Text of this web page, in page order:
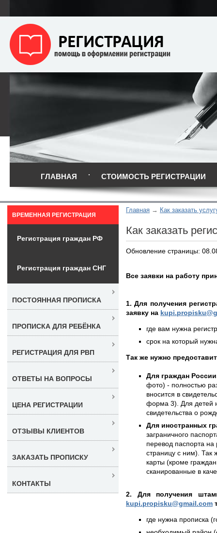
ГЛАВНАЯ СТОИМОСТЬ РЕГИСТРАЦИИ
Главная Как заказать
Как заказать
Обновление страницы:
Все заявки на работу
1. Для получения
заявку на
где вам нужна
срок на который
Так же нужно
Для граждан
фото) - полностью
вносится в
форма 3). Для детей
свидетельства о
Для иностранных
заграничного
перевод паспорта на
страницу с ним). Так
карты (кроме
сканированные в
2. Для получения
kupi.propisku@gmail.com
где нужна прописка
ВРЕМЕННАЯ РЕГИСТРАЦИЯ
Регистрация граждан РФ
Регистрация граждан СНГ
ПОСТОЯННАЯ ПРОПИСКА
ПРОПИСКА ДЛЯ РЕБЁНКА
РЕГИСТРАЦИЯ ДЛЯ РВП
ОТВЕТЫ НА ВОПРОСЫ
ЦЕНА РЕГИСТРАЦИИ
ОТЗЫВЫ КЛИЕНТОВ
ЗАКАЗАТЬ ПРОПИСКУ
КОНТАКТЫ